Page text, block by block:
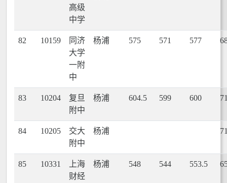
高级
中学
82 10159
同济
大学
一附
中
杨浦 575 571 577
83 10204
复旦
附中
杨浦 604.5 599 600
84 10205
交大
附中
杨浦
85 10331
上海
财经
杨浦 548 544 553.5